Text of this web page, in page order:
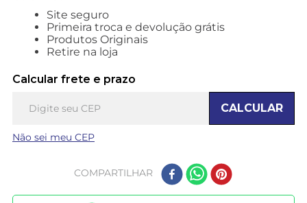
Site seguro
Primeira troca e devolução grátis
Produtos Originais
Retire na loja
Calcular frete e prazo
CALCULAR
Não sei meu CEP
COMPARTILHAR